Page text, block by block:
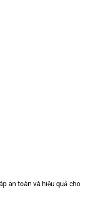
an toàn và hiệu quả cho